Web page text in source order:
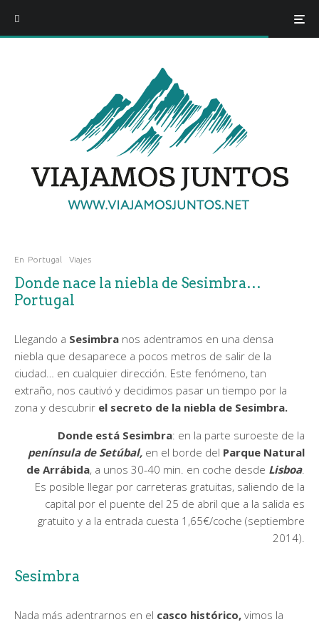
En Portugal Viajes
Donde nace la niebla de Sesimbra…
Portugal
Llegando a Sesimbra nos adentramos en una densa
niebla que desaparece a pocos metros de salir de la
ciudad… en cualquier dirección. Este fenómeno, tan
extraño, nos cautivó y decidimos pasar un tiempo por la
zona y descubrir el secreto de la niebla de Sesimbra.
Donde está Sesimbra: en la parte suroeste de la
península de Setúbal, en el borde del Parque Natural
de Arrábida, a unos 30-40 min. en coche desde Lisboa.
Es posible llegar por carreteras gratuitas, saliendo de la
capital por el puente del 25 de abril que a la salida es
gratuito y a la entrada cuesta 1,65€/coche (septiembre
2014).
Sesimbra
Nada más adentrarnos en el casco histórico, vimos la